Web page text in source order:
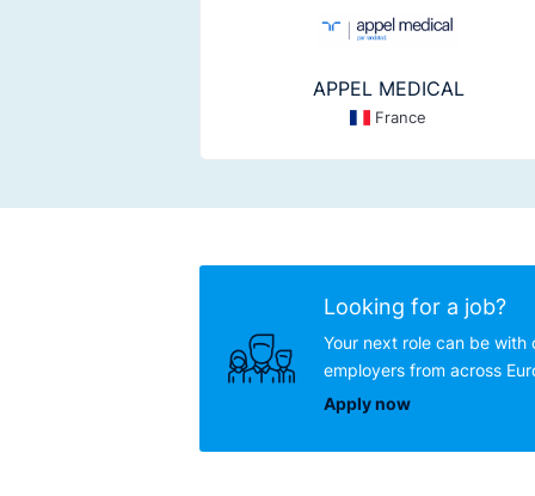
APPEL MEDICAL
France
Looking for a job?
Your next role can be
employers from across
Apply now